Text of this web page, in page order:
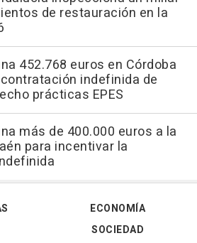
de restauración en la
452.768 euros en Córdoba
indefinida de
prácticas EPES
más de 400.000 euros a la
para incentivar la
ECONOMÍA
SOCIEDAD